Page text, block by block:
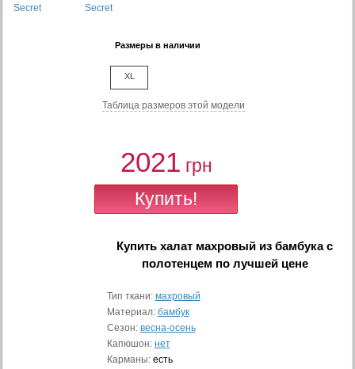
Размеры в наличии
XL
Таблица размеров этой модели
2021 грн
Купитьхалат махровый из бамбука с
полотенцем по лучшей цене
Тип ткани: махровый
Материал: бамбук
Сезон: весна-осень
Капюшон: нет
Карманы: есть